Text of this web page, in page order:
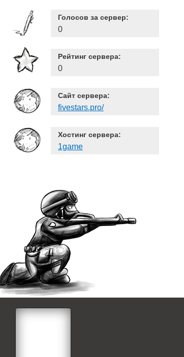
Голосов за сервер:
0
Рейтинг сервера:
0
Сайт сервера:
fivestars.pro/
Хостинг сервера:
1game